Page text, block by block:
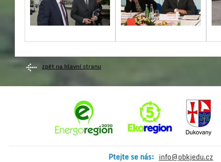
zpět na hlavní stranu
Ptejte se nás: info@obkjedu.cz